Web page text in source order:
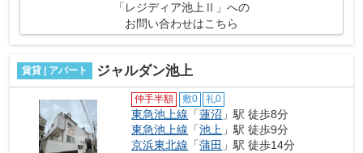
「レジディア池上Ⅱ」への
お問い合わせはこちら
賃貸 | アパート ジャルダン池上
仲手半額 敷0 礼0
東急池上線 「蓮沼 」駅 徒歩8分
東急池上線 「池上 」駅 徒歩9分
京浜東北線 「蒲田 」駅 徒歩14分